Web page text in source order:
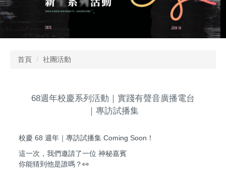
首頁 社團活動
68週年校慶系列活動｜實踐有聲音廣播電台
｜專訪試播集
校慶 68 週年｜專訪試播集 Coming Soon！
這一次，我們邀請了一位 神秘嘉賓
你能猜到他是誰嗎？👀